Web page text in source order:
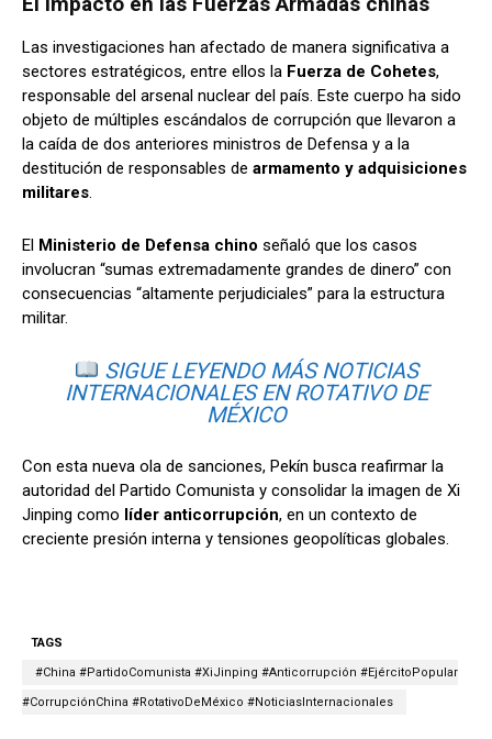
Las investigaciones han afectado de manera significativa a
sectores estratégicos, entre ellos la Fuerza de Cohetes,
responsable del arsenal nuclear del país. Este cuerpo ha sido
objeto de múltiples escándalos de corrupción que llevaron a
la caída de dos anteriores ministros de Defensa y a la
destitución de responsables de armamento y adquisiciones
militares.
El Ministerio de Defensa chino señaló que los casos
involucran “sumas extremadamente grandes de dinero” con
consecuencias “altamente perjudiciales” para la estructura
militar.
SIGUE LEYENDO MÁS NOTICIAS
INTERNACIONALES ENROTATIVO DE
MÉXICO
Con esta nueva ola de sanciones, Pekín busca reafirmar la
autoridad del Partido Comunista y consolidar la imagen de Xi
Jinping como líder anticorrupción, en un contexto de
creciente presión interna y tensiones geopolíticas globales.
TAGS
#China #PartidoComunista #XiJinping #Anticorrupción #EjércitoPopular
#CorrupciónChina #RotativoDeMéxico #NoticiasInternacionales